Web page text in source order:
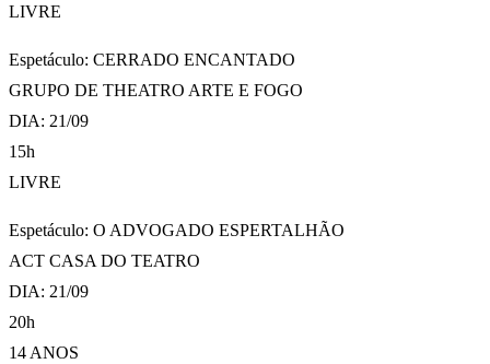
LIVRE
Espetáculo: CERRADO ENCANTADO
GRUPO DE THEATRO ARTE E FOGO
DIA: 21/09
15h
LIVRE
Espetáculo: O ADVOGADO ESPERTALHÃO
ACT CASA DO TEATRO
DIA: 21/09
20h
14 ANOS